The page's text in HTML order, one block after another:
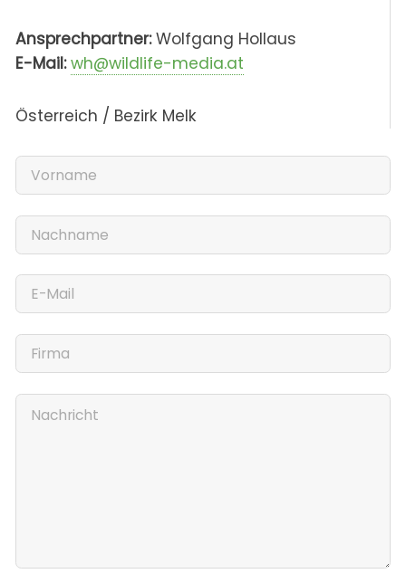
Ansprechpartner:Wolfgang Hollaus
E-Mail: wh@wildlife-media.at
Österreich / Bezirk Melk